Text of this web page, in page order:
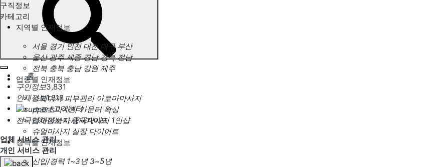
홈
구인정보3,831
인재정보1,618
고객센터
전국업체정보 마사지가이드
업체 서비스 관리
개인 서비스 관리
구직정보
카테고리
지역별 인재정보
서울 경기 인천 대전 대구 부산
울산 광주 세종 경남 경북 전남
전북 충북 충남 강원 제주
업종별 인재정보
스웨디시 피부관리 아로마마사지
스포츠마사지 카운터 왁싱
타이마사지 중국마사지 1인샵
슈얼마사지 실장 다이어트
경력별 인재정보
신입/경력 1~3년 3~5년